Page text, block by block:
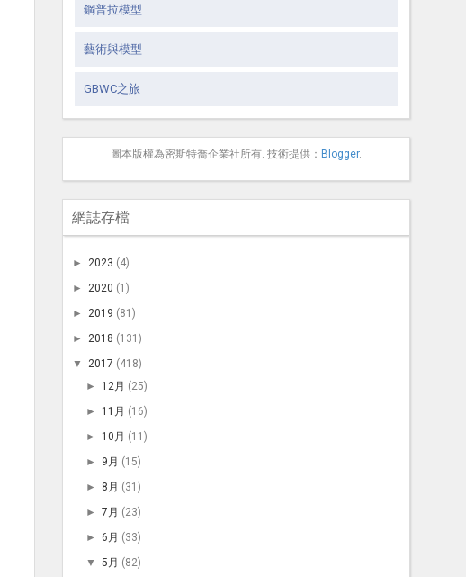
鋼普拉模型
藝術與模型
GBWC之旅
圖本版權為密斯特喬企業社所有. 技術提供： Blogger.
網誌存檔
►2023 (4)
►2020 (1)
►2019 (81)
►2018 (131)
▼ 2017 (418)
► 12月 (25)
► 11月 (16)
► 10月 (11)
► 9月 (15)
► 8月 (31)
► 7月 (23)
► 6月 (33)
▼ 5月 (82)